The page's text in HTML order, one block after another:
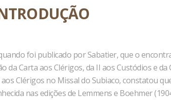
foi publicado por Sabatier, que o
da Carta aos Clérigos, da II aos Custódios e da
Clérigos no Missal do Subiaco, constatou
nas edições de Lemmens e Boehmer